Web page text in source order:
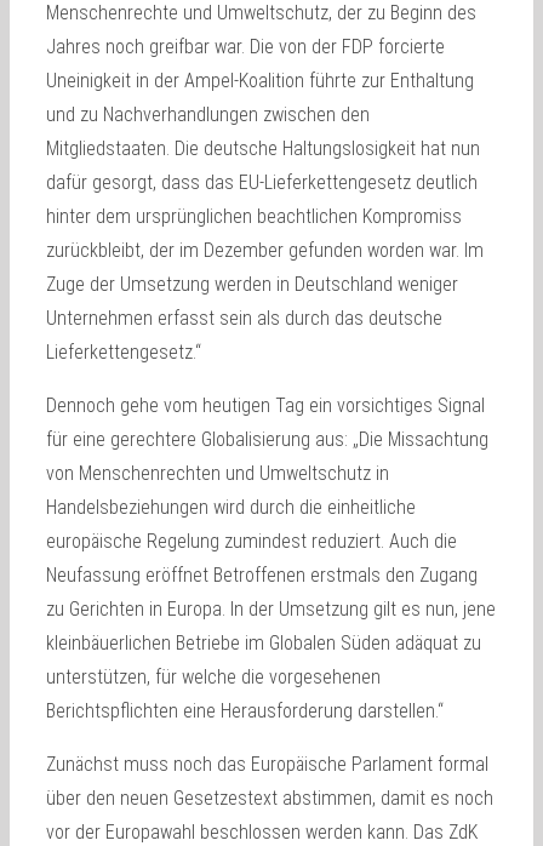
Menschenrechte und Umweltschutz, der zu Beginn des
Jahres noch greifbar war. Die von der FDP forcierte
Uneinigkeit in der Ampel-Koalition führte zur Enthaltung
und zu Nachverhandlungen zwischen den
Mitgliedstaaten. Die deutsche Haltungslosigkeit hat nun
dafür gesorgt, dass das EU-Lieferkettengesetz deutlich
hinter dem ursprünglichen beachtlichen Kompromiss
zurückbleibt, der im Dezember gefunden worden war. Im
Zuge der Umsetzung werden in Deutschland weniger
Unternehmen erfasst sein als durch das deutsche
Lieferkettengesetz.“
Dennoch gehe vom heutigen Tag ein vorsichtiges Signal
für eine gerechtere Globalisierung aus: „Die Missachtung
von Menschenrechten und Umweltschutz in
Handelsbeziehungen wird durch die einheitliche
europäische Regelung zumindest reduziert. Auch die
Neufassung eröffnet Betroffenen erstmals den Zugang
zu Gerichten in Europa. In der Umsetzung gilt es nun, jene
kleinbäuerlichen Betriebe im Globalen Süden adäquat zu
unterstützen, für welche die vorgesehenen
Berichtspflichten eine Herausforderung darstellen.“
Zunächst muss noch das Europäische Parlament formal
über den neuen Gesetzestext abstimmen, damit es noch
vor der Europawahl beschlossen werden kann. Das ZdK